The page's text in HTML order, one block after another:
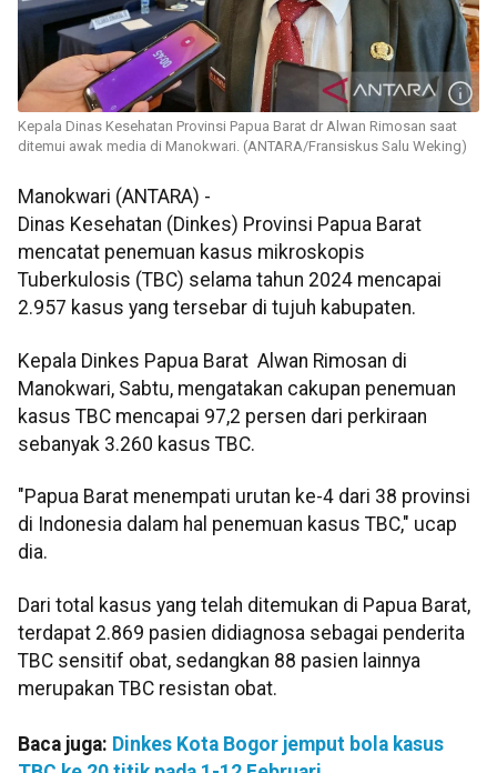
Kepala Dinas Kesehatan Provinsi Papua Barat dr Alwan Rimosan saat
ditemui awak media di Manokwari. (ANTARA/Fransiskus Salu Weking)
Manokwari (ANTARA) -
Dinas Kesehatan (Dinkes) Provinsi Papua Barat
mencatat penemuan kasus mikroskopis
Tuberkulosis (TBC) selama tahun 2024 mencapai
2.957 kasus yang tersebar di tujuh kabupaten.
Kepala Dinkes Papua Barat Alwan Rimosan di
Manokwari, Sabtu, mengatakan cakupan penemuan
kasus TBC mencapai 97,2 persen dari perkiraan
sebanyak 3.260 kasus TBC.
"Papua Barat menempati urutan ke-4 dari 38 provinsi
di Indonesia dalam hal penemuan kasus TBC," ucap
dia.
Dari total kasus yang telah ditemukan di Papua Barat,
terdapat 2.869 pasien didiagnosa sebagai penderita
TBC sensitif obat, sedangkan 88 pasien lainnya
merupakan TBC resistan obat.
Baca juga: Dinkes Kota Bogor jemput bola kasus